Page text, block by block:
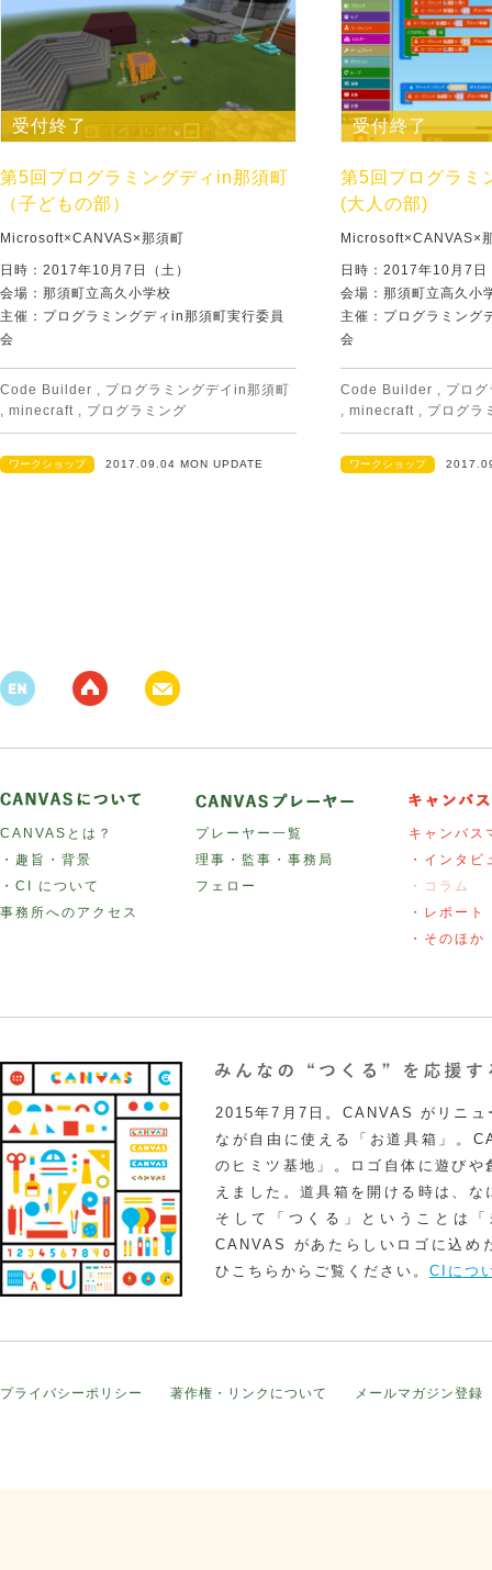
受付終了
第5回プログラミングディin那須町
（子どもの部）
Microsoft×CANVAS×那須町
日時：2017年10月7日（土）
会場：那須町立高久小学校
主催：プログラミングディin那須町実行委員
会
Code Builder , プログラミングデイin那須町
, minecraft , プログラミング
ワークショップ 2017.09.04 MON UPDATE
受付終了
第5回プログラミ
(大人の部)
Microsoft×CANVAS×
日時：2017年10月7日
会場：那須町立高久小
主催：プログラミング
会
Code Builder , プロ
, minecraft , プログラ
ワークショップ
CANVASとは？
・趣旨・背景
・CI について
事務所へのアクセス
プレーヤー一覧
理事・監事・事務局
フェロー
キャンバス
・インタビ
・コラム
・レポート
・そのほか
2015年7月7日。CANVAS がリニュ
なが自由に使える「お道具箱」。
のヒミツ基地」。ロゴ自体に遊び
えました。道具箱を開ける時は、
そして「つくる」ということは
CANVAS があたらしいロゴに込め
ひこちらからご覧ください。 CIにつ
プライバシーポリシー 著作権・リンクについて メールマガジン登録